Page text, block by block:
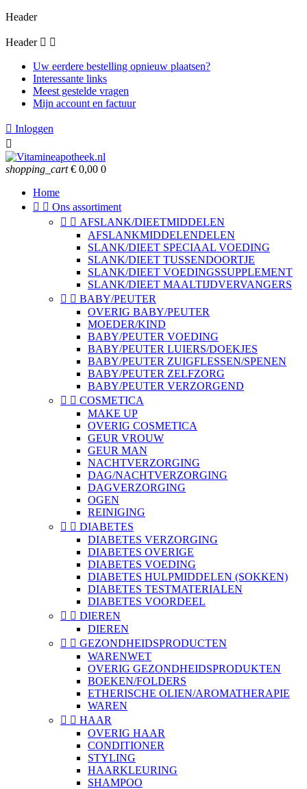
Header
Header  
Uw eerdere bestelling opnieuw plaatsen?
Interessante links
Meest gestelde vragen
Mijn account en factuur
 Inloggen

shopping_cart € 0,00 0
Home
  Ons assortiment
  AFSLANK/DIEETMIDDELEN
AFSLANKMIDDELENDELEN
SLANK/DIEET SPECIAAL VOEDING
SLANK/DIEET TUSSENDOORTJE
SLANK/DIEET VOEDINGSSUPPLEMENT
SLANK/DIEET MAALTIJDVERVANGERS
  BABY/PEUTER
OVERIG BABY/PEUTER
MOEDER/KIND
BABY/PEUTER VOEDING
BABY/PEUTER LUIERS/DOEKJES
BABY/PEUTER ZUIGFLESSEN/SPENEN
BABY/PEUTER ZELFZORG
BABY/PEUTER VERZORGEND
  COSMETICA
MAKE UP
OVERIG COSMETICA
GEUR VROUW
GEUR MAN
NACHTVERZORGING
DAG/NACHTVERZORGING
DAGVERZORGING
OGEN
REINIGING
  DIABETES
DIABETES VERZORGING
DIABETES OVERIGE
DIABETES VOEDING
DIABETES HULPMIDDELEN (SOKKEN)
DIABETES TESTMATERIALEN
DIABETES VOORDEEL
  DIEREN
DIEREN
  GEZONDHEIDSPRODUCTEN
WARENWET
OVERIG GEZONDHEIDSPRODUKTEN
BOEKEN/FOLDERS
ETHERISCHE OLIEN/AROMATHERAPIE
WAREN
  HAAR
OVERIG HAAR
CONDITIONER
STYLING
HAARKLEURING
SHAMPOO